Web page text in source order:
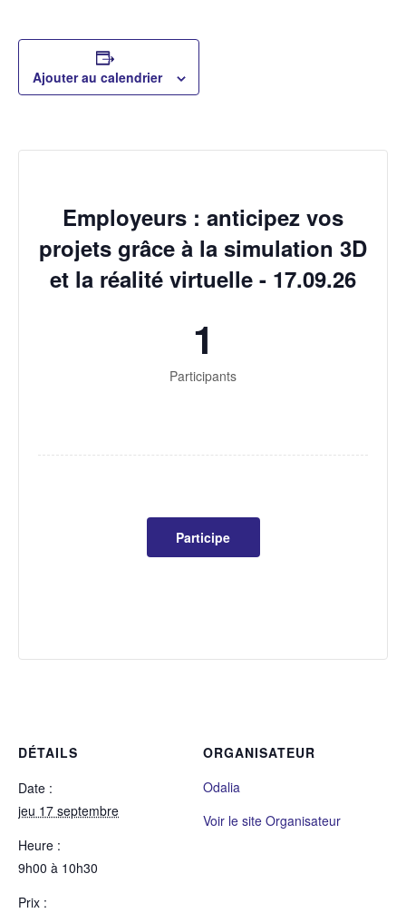
Ajouter au calendrier
Employeurs : anticipez vos
projets grâce à la simulation 3D
et la réalité virtuelle - 17.09.26
1
Participants
Participe
DÉTAILS
Date :
jeu 17 septembre
Heure :
9h00 à 10h30
Prix :
ORGANISATEUR
Odalia
Voir le site Organisateur